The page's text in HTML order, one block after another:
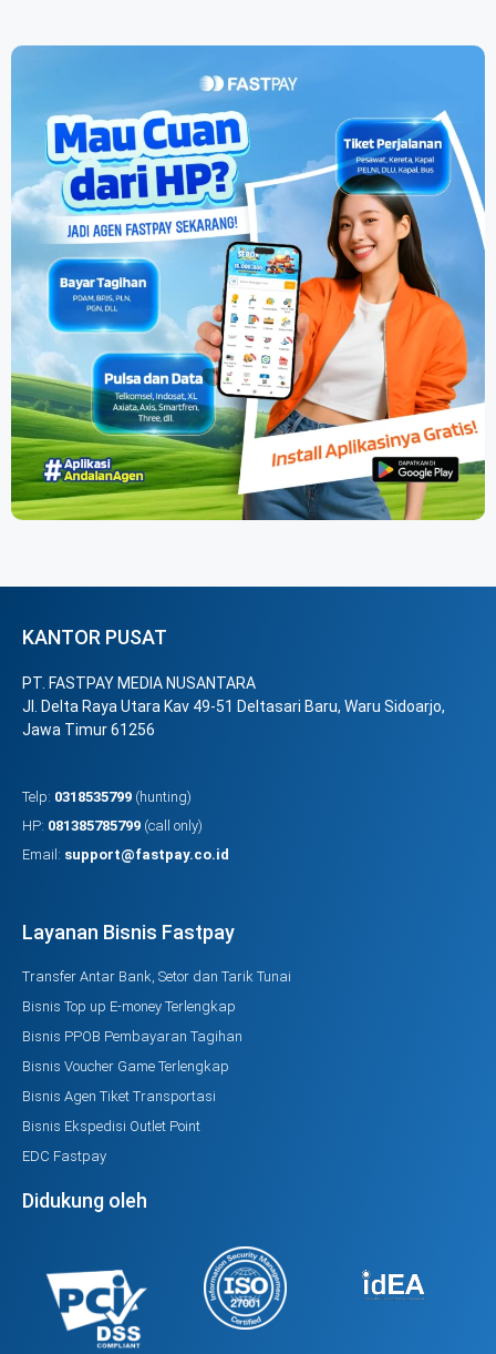
KANTOR PUSAT
PT. FASTPAY MEDIA NUSANTARA
Jl. Delta Raya Utara Kav 49-51 Deltasari Baru, Waru Sidoarjo,
Jawa Timur 61256
Telp: 0318535799 (hunting)
HP: 081385785799 (call only)
Email: support@fastpay.co.id
Layanan Bisnis Fastpay
Transfer Antar Bank, Setor dan Tarik Tunai
Bisnis Top up E-money Terlengkap
Bisnis PPOB Pembayaran Tagihan
Bisnis Voucher Game Terlengkap
Bisnis Agen Tiket Transportasi
Bisnis Ekspedisi Outlet Point
EDC Fastpay
Didukung oleh